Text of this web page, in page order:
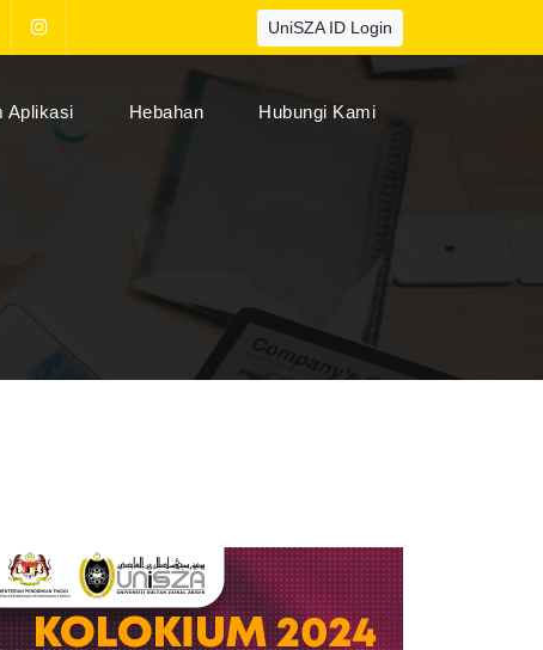
UniSZA ID Login
Aplikasi Hebahan Hubungi Kami